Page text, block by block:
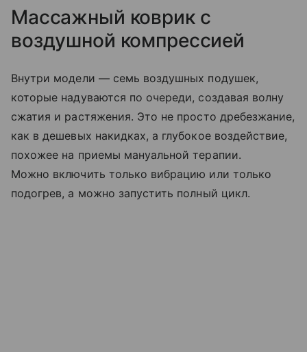
Массажный коврик с
воздушной компрессией
Внутри модели — семь воздушных подушек,
которые надуваются по очереди, создавая волну
сжатия и растяжения. Это не просто дребезжание,
как в дешевых накидках, а глубокое воздействие,
похожее на приемы мануальной терапии.
Можно включить только вибрацию или только
подогрев, а можно запустить полный цикл.